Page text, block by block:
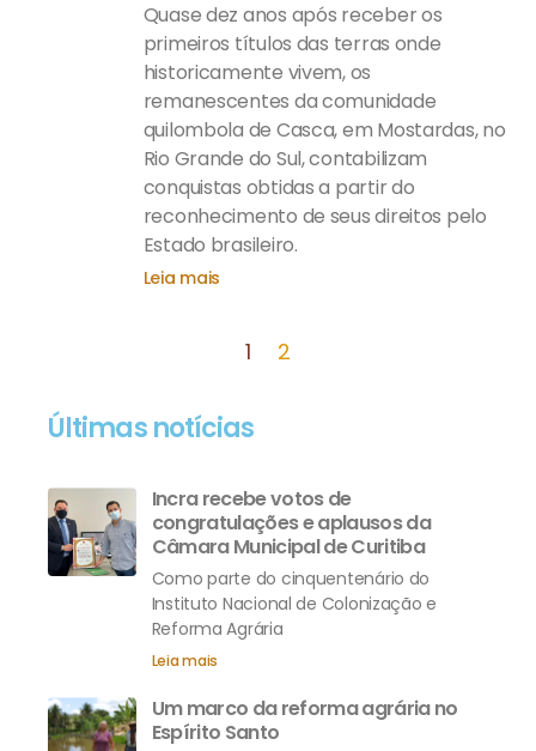
Quase dez anos após receber os
primeiros títulos das terras onde
historicamente vivem, os
remanescentes da comunidade
quilombola de Casca, em Mostardas, no
Rio Grande do Sul, contabilizam
conquistas obtidas a partir do
reconhecimento de seus direitos pelo
Estado brasileiro.
Leia mais
1 2
Últimas notícias
Incra recebe votos de
congratulações e aplausos da
Câmara Municipal de Curitiba
Como parte do cinquentenário do
Instituto Nacional de Colonização e
Reforma Agrária
Leia mais
Um marco da reforma agrária no
Espírito Santo